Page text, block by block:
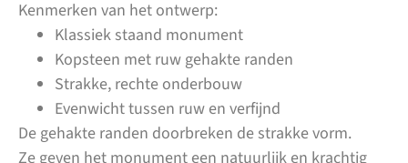
Kenmerken van het ontwerp:
Klassiek staand monument
Kopsteen met ruw gehakte randen
Strakke, rechte onderbouw
Evenwicht tussen ruw en verfijnd
De gehakte randen doorbreken de strakke vorm.
Ze geven het monument een natuurlijk en krachtig